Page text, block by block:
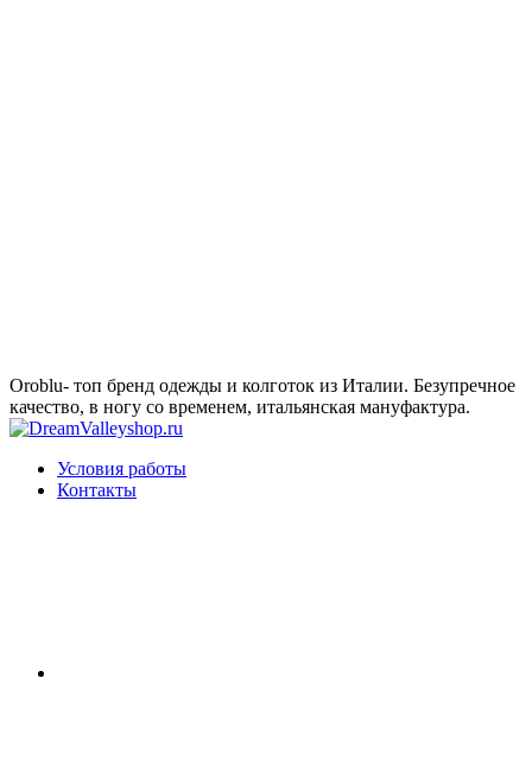
Oroblu- топ бренд одежды и колготок из Италии. Безупречное
качество, в ногу со временем, итальянская мануфактура.
Условия работы
Контакты